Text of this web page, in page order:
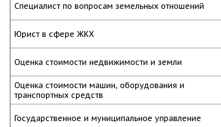
Специалист по вопросам земельных отношений
Юрист в сфере ЖКХ
Оценка стоимости недвижимости и земли
Оценка стоимости машин, оборудования и
транспортных средств
Государственное и муниципальное управление